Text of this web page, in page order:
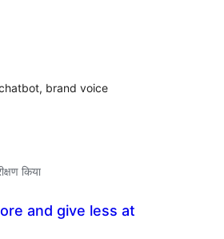
brand voice
किया
and give less at